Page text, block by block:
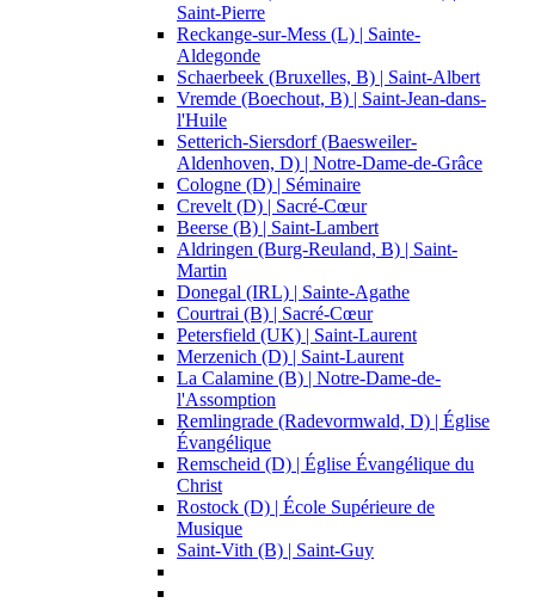
Saint-Pierre
Reckange-sur-Mess (L) | Sainte-
Aldegonde
Schaerbeek (Bruxelles, B) | Saint-Albert
Vremde (Boechout, B) | Saint-Jean-dans-
l'Huile
Setterich-Siersdorf (Baesweiler-
Aldenhoven, D) | Notre-Dame-de-Grâce
Cologne (D) | Séminaire
Crevelt (D) | Sacré-Cœur
Beerse (B) | Saint-Lambert
Aldringen (Burg-Reuland, B) | Saint-
Martin
Donegal (IRL) | Sainte-Agathe
Courtrai (B) | Sacré-Cœur
Petersfield (UK) | Saint-Laurent
Merzenich (D) | Saint-Laurent
La Calamine (B) | Notre-Dame-de-
l'Assomption
Remlingrade (Radevormwald, D) | Église
Évangélique
Remscheid (D) | Église Évangélique du
Christ
Rostock (D) | École Supérieure de
Musique
Saint-Vith (B) | Saint-Guy